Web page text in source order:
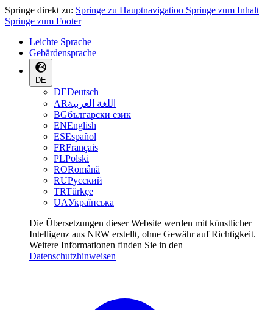
Springe direkt zu: Springe zu Hauptnavigation Springe zum Inhalt
Springe zum Footer
Leichte Sprache
Gebärdensprache
DE
DEDeutsch
ARاللغة العربية
BGбългарски език
ENEnglish
ESEspañol
FRFrançais
PLPolski
RORomână
RUРусский
TRTürkçe
UAУкраїнська
Die Übersetzungen dieser Website werden mit künstlicher
Intelligenz aus NRW erstellt, ohne Gewähr auf Richtigkeit.
Weitere Informationen finden Sie in den
Datenschutzhinweisen